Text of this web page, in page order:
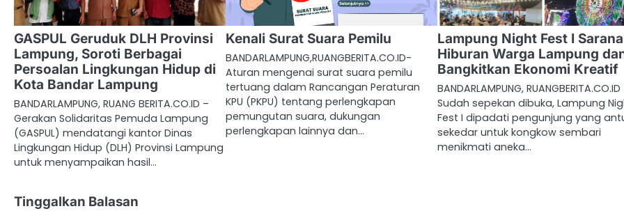
GASPUL Geruduk DLH Provinsi
Lampung, Soroti Berbagai
Persoalan Lingkungan Hidup di
Kota Bandar Lampung
BANDARLAMPUNG, RUANG BERITA.CO.ID –
Gerakan Solidaritas Pemuda Lampung
(GASPUL) mendatangi kantor Dinas
Lingkungan Hidup (DLH) Provinsi Lampung
untuk menyampaikan hasil…
Kenali Surat Suara Pemilu
BANDARLAMPUNG,RUANGBERITA.CO.ID-
Aturan mengenai surat suara pemilu
tertuang dalam Rancangan Peraturan
KPU (PKPU) tentang perlengkapan
pemungutan suara, dukungan
perlengkapan lainnya dan…
Lampung Night Fest I Sarana
Hiburan Warga Lampung
Bangkitkan Ekonomi Kreatif
BANDARLAMPUNG,
Sudah sepekan dibuka, Lampung
Fest I dipadati pengunjung yang
sekedar untuk kongkow sembari
menikmati aneka…
Tinggalkan Balasan